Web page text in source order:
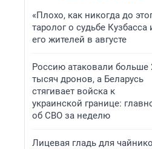
«Плохо, как никогда до
таролог о судьбе Кузбасса
его жителей в августе
Россию атаковали больше
тысяч дронов, а Беларусь
стягивает войска к
украинской границе:
об СВО за неделю
Лицевая гладь для